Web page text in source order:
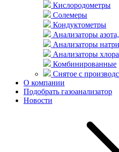
Кислородометры
Солемеры
Кондуктометры
Анализаторы
Анализаторы
Анализаторы хлора
Комбинированные
Снятое с
О компании
Подобрать газоанализатор
Новости